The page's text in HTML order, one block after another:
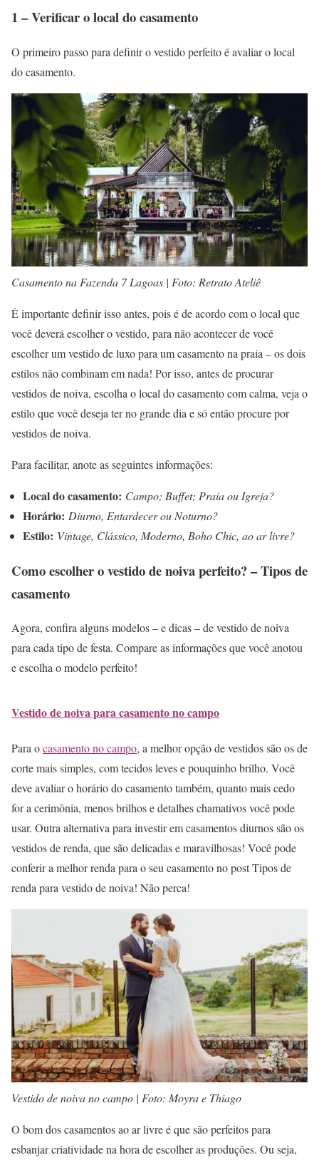
1 – Verificar o local do casamento
O primeiro passo para definir o vestido perfeito é avaliar o local
do casamento.
Casamento na Fazenda 7 Lagoas | Foto: Retrato Ateliê
É importante definir isso antes, pois é de acordo com o local que
você deverá escolher o vestido, para não acontecer de você
escolher um vestido de luxo para um casamento na praia – os dois
estilos não combinam em nada! Por isso, antes de procurar
vestidos de noiva, escolha o local do casamento com calma, veja o
estilo que você deseja ter no grande dia e só então procure por
vestidos de noiva.
Para facilitar, anote as seguintes informações:
Local do casamento: Campo; Buffet; Praia ou Igreja?
Horário: Diurno, Entardecer ou Noturno?
Estilo: Vintage, Clássico, Moderno, Boho Chic, ao ar livre?
Como escolher o vestido de noiva perfeito? – Tipos de
casamento
Agora, confira alguns modelos – e dicas – de vestido de noiva
para cada tipo de festa. Compare as informações que você anotou
e escolha o modelo perfeito!
Vestido de noiva para casamento no campo
Para ocasamento no campo, a melhor opção de vestidos são os de
corte mais simples, com tecidos leves e pouquinho brilho. Você
deve avaliar o horário do casamento também, quanto mais cedo
for a cerimônia, menos brilhos e detalhes chamativos você pode
usar. Outra alternativa para investir em casamentos diurnos são os
vestidos de renda, que são delicadas e maravilhosas! Você pode
conferir a melhor renda para o seu casamento no post Tipos de
renda para vestido de noiva! Não perca!
Vestido de noiva no campo | Foto: Moyra e Thiago
O bom dos casamentos ao ar livre é que são perfeitos para
esbanjar criatividade na hora de escolher as produções. Ou seja,